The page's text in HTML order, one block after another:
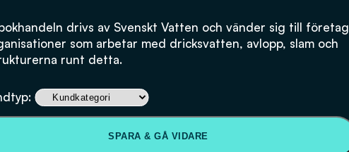
drivs av Svenskt Vatten och vänder sig till företag
som arbetar med dricksvatten, avlopp, slam och
runt detta.
SPARA & GÅ VIDARE